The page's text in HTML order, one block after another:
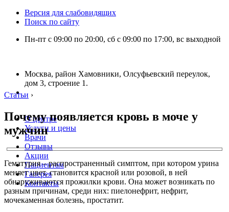
Версия для слабовидящих
Поиск по сайту
Пн-пт с 09:00 по 20:00, сб с 09:00 по 17:00, вс выходной
Москва, район Хамовники, Олсуфьевский переулок,
дом 3, строение 1.
О центре
Услуги и цены
Врачи
Отзывы
Акции
Пациентам
Галерея
Контакты
Статьи ›
Почему появляется кровь в моче у
мужчин
Гематурия – распространенный симптом, при котором урина
меняет цвет, становится красной или розовой, в ней
обнаруживаются прожилки крови. Она может возникать по
разным причинам, среди них: пиелонефрит, нефрит,
мочекаменная болезнь, простатит.